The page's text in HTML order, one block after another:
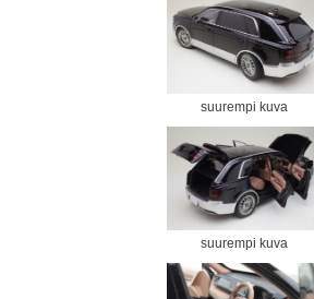
suurempi kuva
suurempi kuva